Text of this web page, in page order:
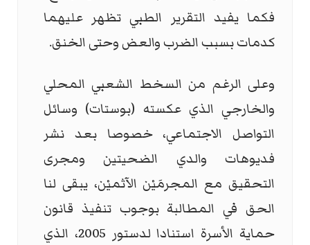
فكما يفيد التقرير الطبي تظهر عليهما
كدمات بسبب الضرب والعض وحتى الخنق.
وعلى الرغم من السخط الشعبي المحلي
والخارجي الذي عكسته (بوستات) وسائل
التواصل الاجتماعي، خصوصا بعد نشر
فديوهات والدي الضحيتين ومجرى
التحقيق مع المجرمَيْن الآثميْن، يبقى لنا
الحق في المطالبة بوجوب تنفيذ قانون
حماية الأسرة استنادا لدستور 2005، الذي